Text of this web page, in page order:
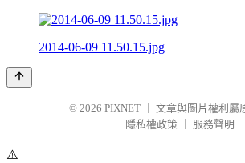
2014-06-09 11.50.15.jpg
© 2026 PIXNET
文章與圖片權利屬
隱私權政策
服務聲明
⚠️